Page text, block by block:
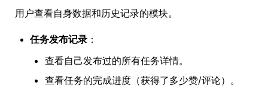
用户查看自身数据和历史记录的模块。
任务发布记录 ：
查看自己发布过的所有任务详情。
查看任务的完成进度（获得了多少赞/评论）。